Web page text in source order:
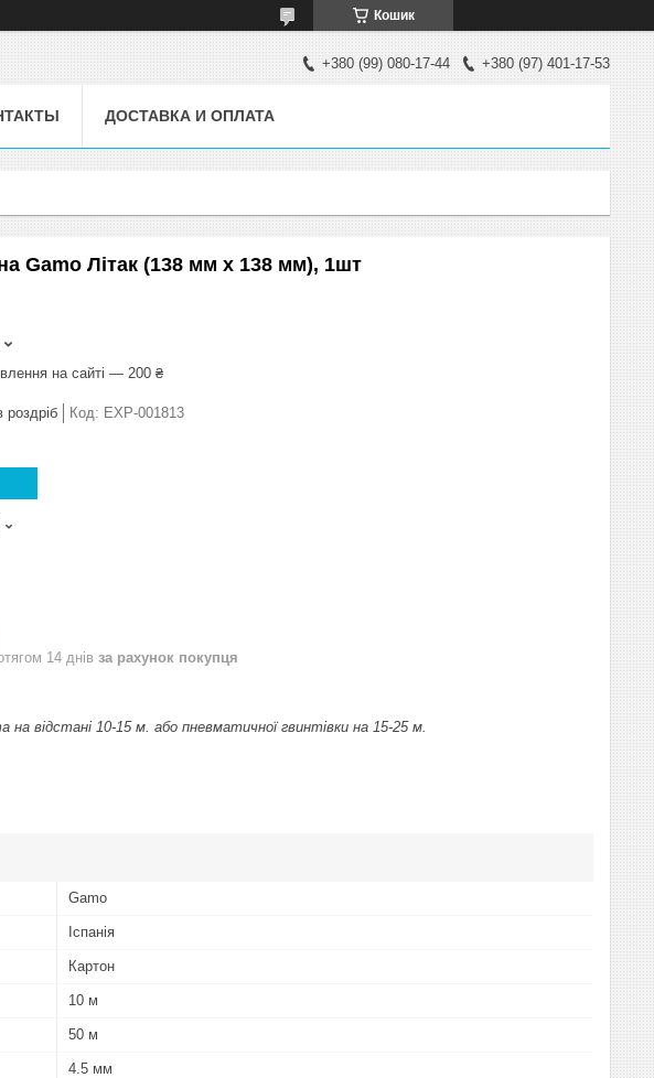
Кошик
+380 (99) 080-17-44 +380 (97) 401-17-53
ДОСТАВКА И ОПЛАТА
Gamo Літак (138 мм х 138 мм), 1шт
на сайті — 200 ₴
роздріб Код: EXP-001813
14 днів за рахунок покупця
відстані 10-15 м. або пневматичної гвинтівки на 15-25 м.
Gamo
Іспанія
Картон
10 м
50 м
4.5 мм